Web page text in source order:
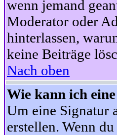
wenn jemand
Moderator oder
hinterlassen,
keine Beiträge
Nach oben
Wie kann ich
Um eine Signatur
erstellen. Wenn